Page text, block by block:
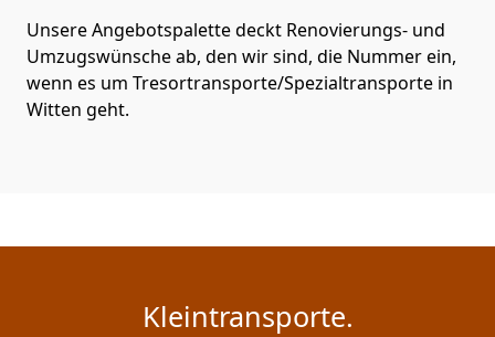
Unsere Angebotspalette deckt Renovierungs- und
Umzugswünsche ab, den wir sind, die Nummer ein,
wenn es um Tresortransporte/Spezialtransporte in
Witten geht.
Kleintransporte.